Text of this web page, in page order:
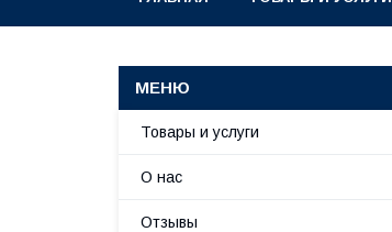
Товары и услуги
О нас
Отзывы